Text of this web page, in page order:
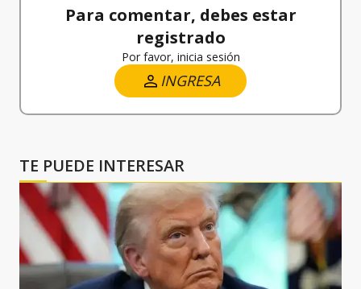
Para comentar, debes estar
registrado
Por favor, inicia sesión
INGRESA
TE PUEDE INTERESAR